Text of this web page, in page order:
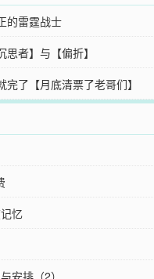
的雷霆战士
者】与【偏折】
完了【月底清票了老哥们】
忆